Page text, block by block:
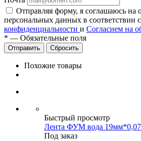
Отправляя форму, я соглашаюсь на
персональных данных в соответствии с
конфиденциальности и Согласием на
* — Обязательные поля
Сбросить
Похожие товары
Быстрый просмотр
Лента ФУМ вода
Под заказ